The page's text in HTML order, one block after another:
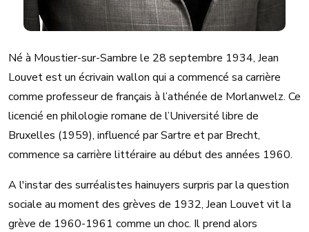
Né à Moustier-sur-Sambre le 28 septembre 1934, Jean
Louvet est un écrivain wallon qui a commencé sa carrière
comme professeur de français à l’athénée de Morlanwelz. Ce
licencié en philologie romane de l’Université libre de
Bruxelles (1959), influencé par Sartre et par Brecht,
commence sa carrière littéraire au début des années 1960.
A l'instar des surréalistes hainuyers surpris par la question
sociale au moment des grèves de 1932, Jean Louvet vit la
grève de 1960-1961 comme un choc. Il prend alors